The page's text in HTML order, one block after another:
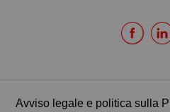
Avviso legale e politica sulla